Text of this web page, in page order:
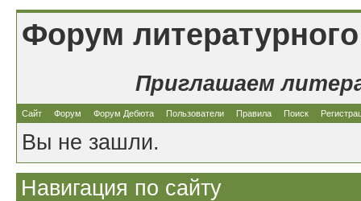
Форум
Приглашаем
Сайт Форум Форум Дебюта Пользователи Правила Поиск
Вы не зашли.
Навигация по сайту